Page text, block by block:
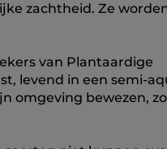
zachtheid. Ze
van Plantaardige
levend in een semi-
omgeving bewezen,